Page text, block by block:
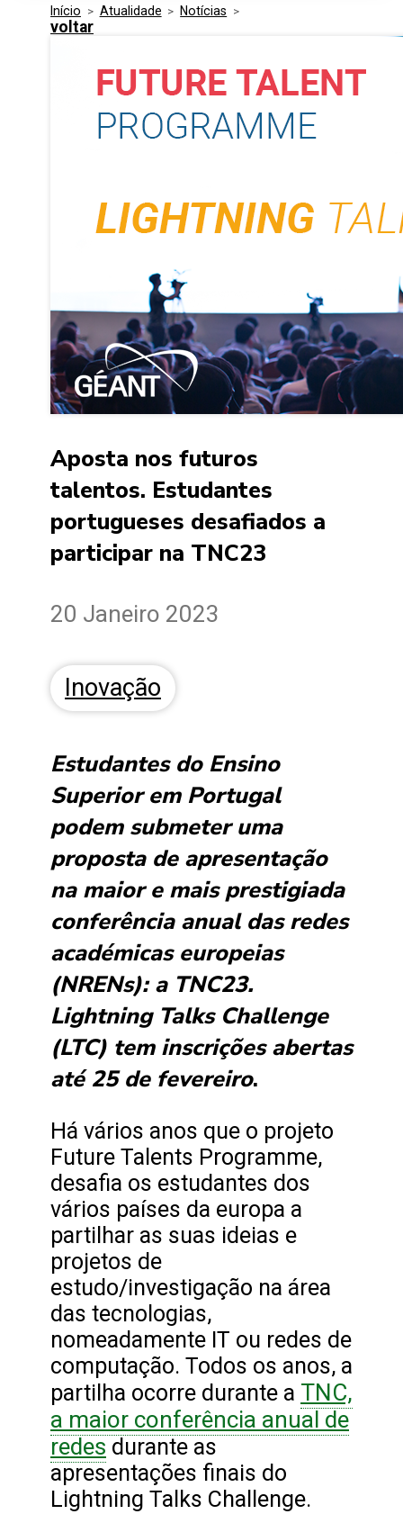
Segurança
Inovação
Media Kit
Entidades Ligadas
Perguntas Frequentes
Eventos
Início > Atualidade > Notícias >
voltar
Aposta nos futuros
talentos. Estudantes
portugueses desafiados a
participar na TNC23
20 Janeiro 2023
Inovação
Estudantes do Ensino
Superior em Portugal
podem submeter uma
proposta de apresentação
na maior e mais prestigiada
conferência anual das redes
académicas europeias
(NRENs): a TNC23.
Lightning Talks Challenge
(LTC) tem inscrições abertas
até 25 de fevereiro.
Há vários anos que o projeto
Future Talents Programme,
desafia os estudantes dos
vários países da europa a
partilhar as suas ideias e
projetos de
estudo/investigação na área
das tecnologias,
nomeadamente IT ou redes de
computação. Todos os anos, a
partilha ocorre durante a TNC,
a maior conferência anual de
redes durante as
apresentações finais do
Lightning Talks Challenge.